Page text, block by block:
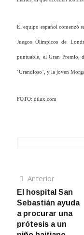
El equipo español comenzó
Juegos Olímpicos de
puntuable, el Gran Premio,
‘Grandioso’, y la joven
FOTO: dtlux.com
de
entradas
AnteriorArtículo
anterior
El hospital San
Sebastián ayuda
a procurar una
prótesis a un